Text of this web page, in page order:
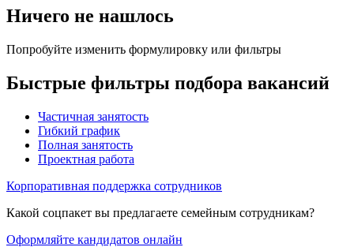
Ничего не нашлось
Попробуйте изменить формулировку или фильтры
Быстрые фильтры подбора вакансий
Частичная занятость
Гибкий график
Полная занятость
Проектная работа
Корпоративная поддержка сотрудников
Какой соцпакет вы предлагаете семейным сотрудникам?
Оформляйте кандидатов онлайн